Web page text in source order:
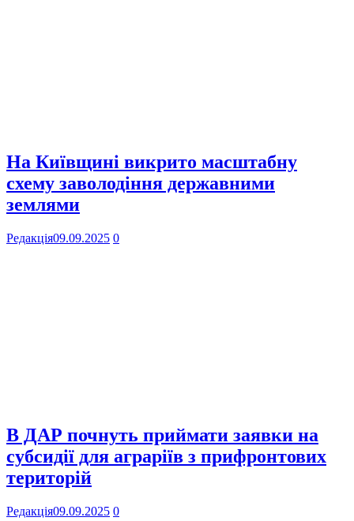
На Київщині викрито масштабну
схему заволодіння державними
землями
Редакція09.09.2025 0
В ДАР почнуть приймати заявки на
субсидії для аграріїв з прифронтових
територій
Редакція09.09.2025 0